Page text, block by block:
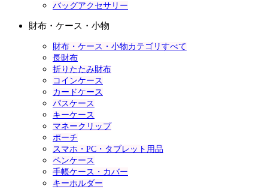
バッグアクセサリー
財布・ケース・小物
財布・ケース・小物カテゴリすべて
長財布
折りたたみ財布
コインケース
カードケース
パスケース
キーケース
マネークリップ
ポーチ
スマホ・PC・タブレット用品
ペンケース
手帳ケース・カバー
キーホルダー